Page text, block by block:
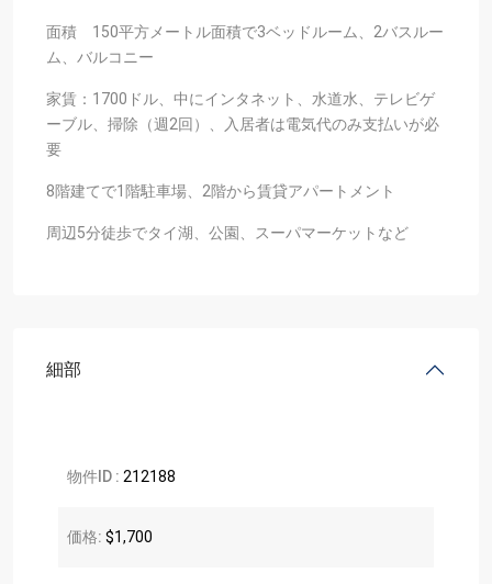
面積 150平方メートル面積で3ベッドルーム、2バスルー
ム、バルコニー
家賃：1700ドル、中にインタネット、水道水、テレビゲ
ーブル、掃除（週2回）、入居者は電気代のみ支払いが必
要
8階建てで1階駐車場、2階から賃貸アパートメント
周辺5分徒歩でタイ湖、公園、スーパマーケットなど
細部
物件ID : 212188
価格: $1,700